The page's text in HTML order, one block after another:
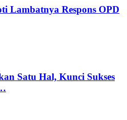
Lambatnya Respons OPD
Satu Hal, Kunci Sukses